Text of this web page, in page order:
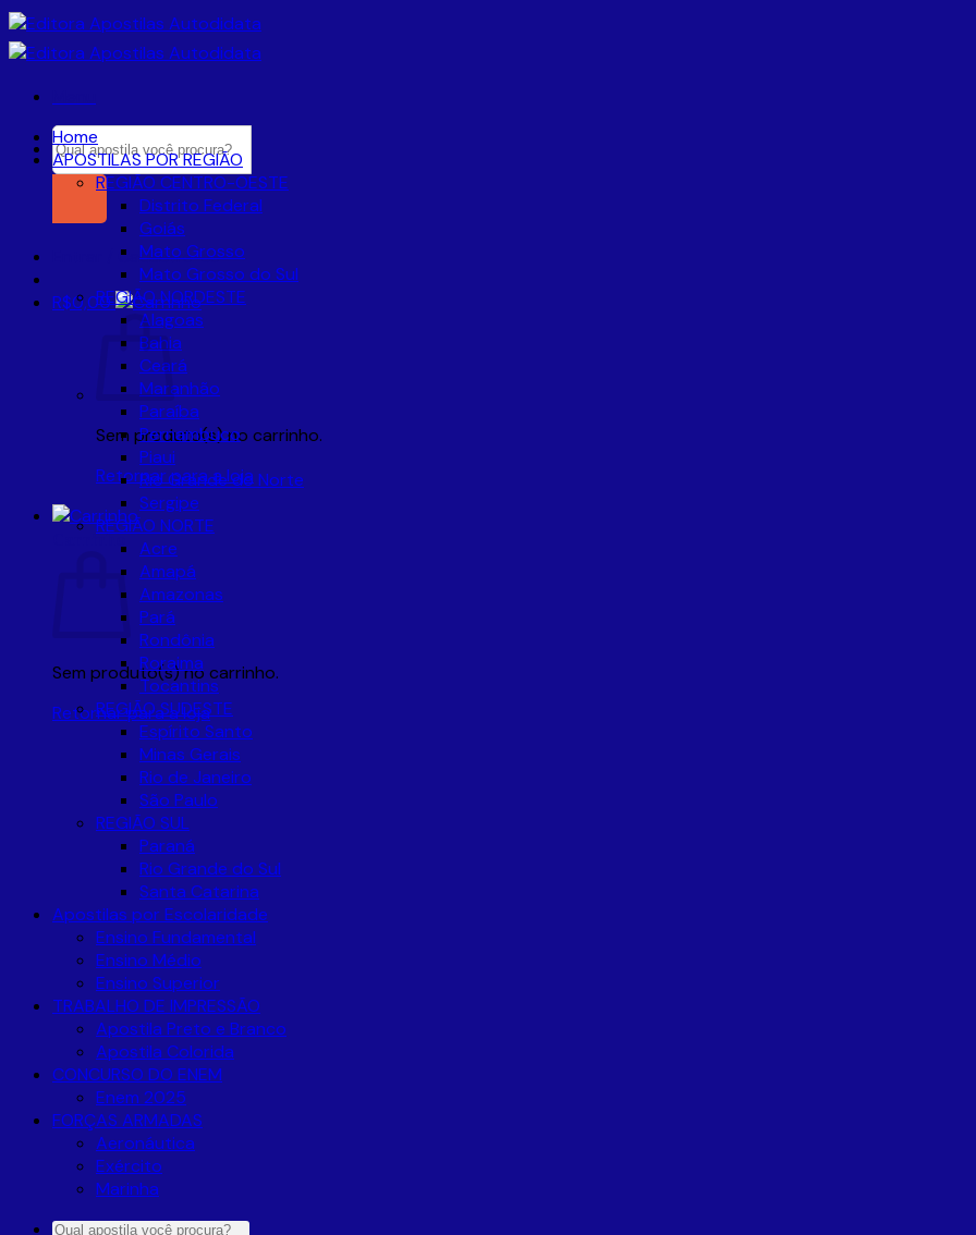
Skip
to
content
Pesquisar
por:
Entrar / Cadastre-se
R$0,00
Sem produto(s) no carrinho.
Retornar para a loja
Carrinho
Sem produto(s) no carrinho.
Retornar para a loja
Home
APOSTILAS POR REGIÃO
REGIÃO CENTRO-OESTE
Distrito Federal
Goiás
Mato Grosso
Mato Grosso do Sul
REGIÃO NORDESTE
Alagoas
Bahia
Ceará
Maranhão
Paraíba
Pernambuco
Piaui
Rio Grande do Norte
Sergipe
REGIÃO NORTE
Acre
Amapá
Amazonas
Pará
Rondônia
Roraima
Tocantins
REGIÃO SUDESTE
Espírito Santo
Minas Gerais
Rio de Janeiro
São Paulo
REGIÃO SUL
Paraná
Rio Grande do Sul
Santa Catarina
Apostilas por Escolaridade
Ensino Fundamental
Ensino Médio
Ensino Superior
TRABALHO DE IMPRESSÃO
Apostila Preto e Branco
Apostila Colorida
CONCURSO DO ENEM
Enem 2025
FORÇAS ARMADAS
Aeronáutica
Exército
Marinha
Pesquisar